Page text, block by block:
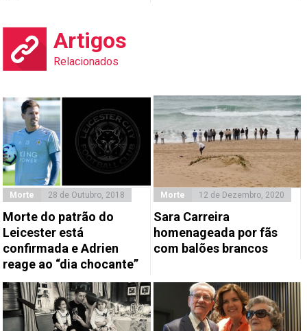
Artigos
Relacionados
Morte 28 de Outubro, 2018
Morte do patrão do
Leicester está
confirmada e Adrien
reage ao “dia chocante”
Morte 12 de Dezembro, 2020
Sara Carreira
homenageada por fãs
com balões brancos